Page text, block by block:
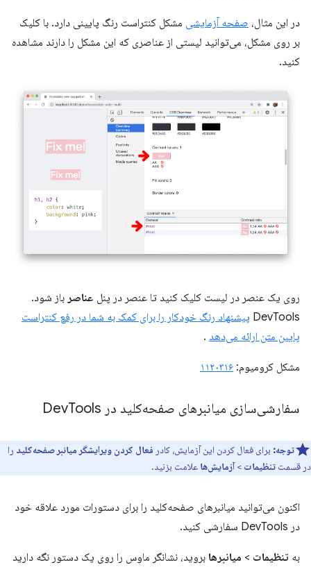
در این مثال، صفحه آزمایشی مشکل کنتراست رنگ پایینی دارد. با کلیک
بر روی مشکل، می‌توانید لیستی از عناصری که این مشکل را دارند مشاهده
کنید.
روی یک عنصر در لیست کلیک کنید تا عنصر در پنل عناصر باز شود.
DevTools پیشنهاد رنگ خودکار را برای کمک به شما در رفع کنتراست
پایین متن ارائه می‌دهد .
مشکل کرومیوم: ۱۱۲۰۳۱۶
سفارشی‌سازی میانبرهای صفحه‌کلید در Dev Tools
توجه: برای فعال کردن این آزمایش، کادر فعال کردن ویرایشگر میانبر صفحه‌کلید را
در قسمت تنظیمات >آزمایش‌ها علامت بزنید.
اکنون می‌توانید میانبرهای صفحه‌کلید را برای دستورات مورد علاقه خود
در DevTools سفارشی کنید.
به تنظیمات > میانبرها بروید، نشانگر ماوس را روی یک دستور نگه دارید